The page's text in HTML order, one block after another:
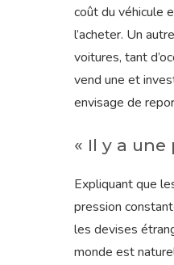
coût du véhicule
l’acheter. Un
voitures, tant
vend une et
envisage de
« Il y a
Expliquant que
pression
les devises
monde est